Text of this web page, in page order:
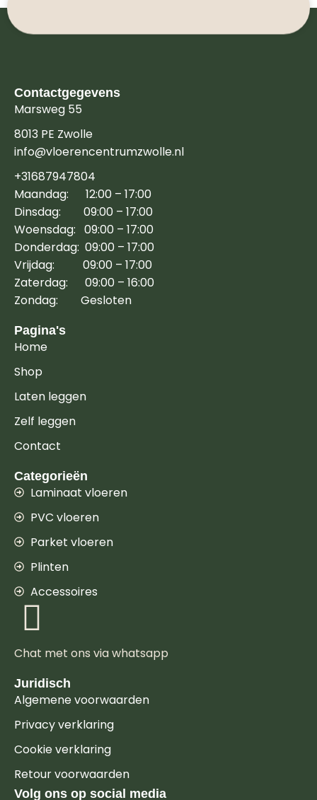
Contactgegevens
Marsweg 55
8013 PE Zwolle
info@vloerencentrumzwolle.nl
+31687947804
Maandag: 12:00 – 17:00
Dinsdag: 09:00 – 17:00
Woensdag: 09:00 – 17:00
Donderdag: 09:00 – 17:00
Vrijdag: 09:00 – 17:00
Zaterdag: 09:00 – 16:00
Zondag: Gesloten
Pagina's
Home
Shop
Laten leggen
Zelf leggen
Contact
Categorieën
Laminaat vloeren
PVC vloeren
Parket vloeren
Plinten
Accessoires
Chat met ons via whatsapp
Juridisch
Algemene voorwaarden
Privacy verklaring
Cookie verklaring
Retour voorwaarden
Volg ons op social media